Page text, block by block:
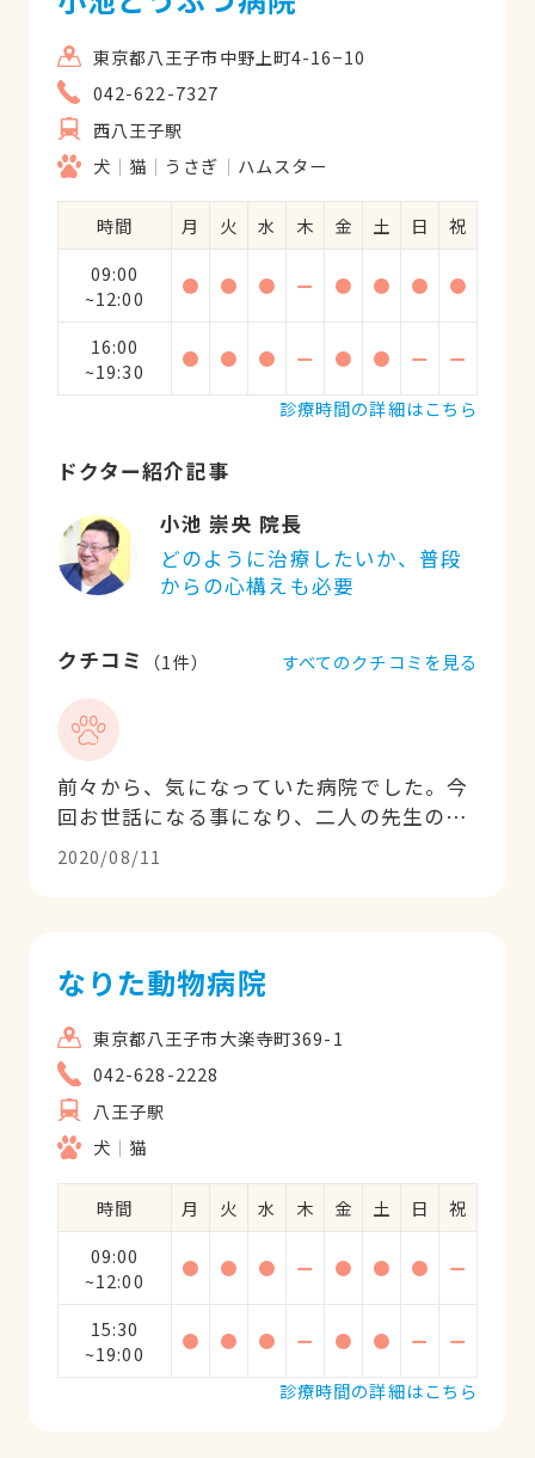
東京都八王子市中野上町4-16−10
042-622-7327
西八王子駅
犬
猫 うさぎ ハムスター
時間 月 火 水 木 金 土 日
祝
09:00
~12:00
● ● ● ー ● ● ● ●
16:00
~19:30
● ● ● ー ● ● ー
ー
診療時間の詳細はこちら
ドクター紹介記事
小池 崇央 院長
どのように治療したいか、普段
からの心構えも必要
クチコミ （1件）
前々から、気になっていた病院でした。今
回お世話になる事になり、二人の先生の連
携が良く診察もわかりやすく色々お話しも
して下さり、来てよかったと思いました。
2020/08/11
すべてのクチコミを見る
なりた動物病院
東京都八王子市大楽寺町369-1
042-628-2228
八王子駅
犬
猫
時間 月 火 水 木 金 土 日
祝
09:00
~12:00
● ● ● ー ● ● ● ー
15:30
~19:00
● ● ● ー ● ● ー
ー
診療時間の詳細はこちら